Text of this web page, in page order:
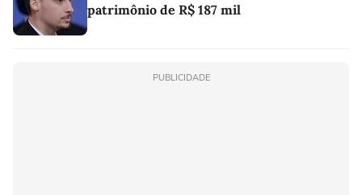
patrimônio de R$ 187 mil
PUBLICIDADE